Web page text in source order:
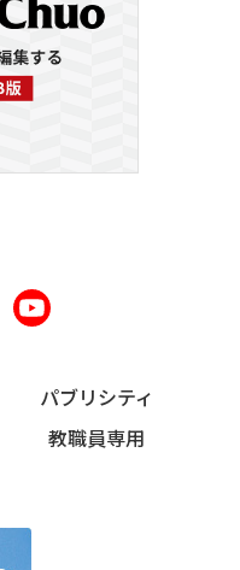
パブリシティ
教職員専用